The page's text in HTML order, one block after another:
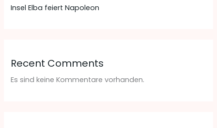
Insel Elba feiert Napoleon
Recent Comments
Es sind keine Kommentare vorhanden.